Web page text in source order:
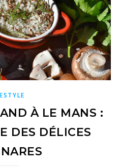
À LE MANS :
DES DÉLICES